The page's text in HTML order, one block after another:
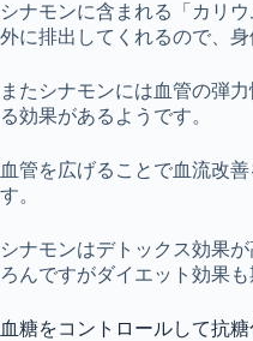
シナモンに含まれる「カリ
外に排出してくれるので、
またシナモンには血管の弾
る効果があるようです。
血管を広げることで血流改
す。
シナモンはデトックス効果
ろんですがダイエット効果
血糖をコントロールして抗糖